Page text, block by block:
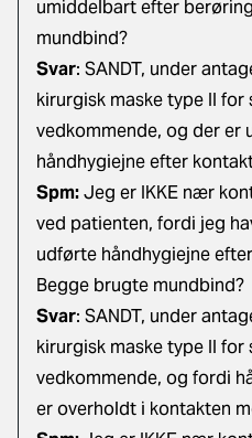
umiddelbart efter
mundbind?
Svar: SANDT, under
kirurgisk maske type II
vedkommende, og der er
håndhygiejne efter
Spm:Jeg er IKKE nær
ved patienten, fordi jeg
udførte håndhygiejne
Begge brugte mundbind?
Svar: SANDT, under
kirurgisk maske type II
vedkommende, og fordi
er overholdt i kontakten